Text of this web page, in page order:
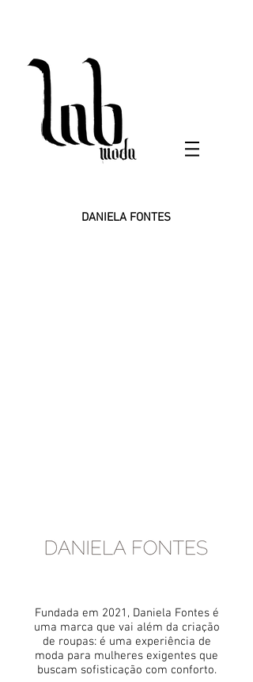
DANIELA FONTES
Fundada em 2021, Daniela Fontes é
uma marca que vai além da criação
de roupas: é uma experiência de
moda para mulheres exigentes que
buscam sofisticação com conforto.